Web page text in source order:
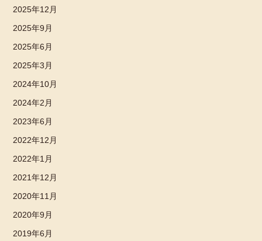
2025年12月
2025年9月
2025年6月
2025年3月
2024年10月
2024年2月
2023年6月
2022年12月
2022年1月
2021年12月
2020年11月
2020年9月
2019年6月